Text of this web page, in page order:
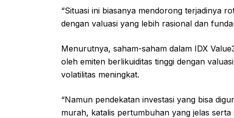
“Situasi ini biasanya mendorong terjadinya
dengan valuasi yang lebih rasional dan
Menurutnya, saham-saham dalam IDX
oleh emiten berlikuiditas tinggi dengan
volatilitas meningkat.
“Namun pendekatan investasi yang bisa
murah, katalis pertumbuhan yang jelas